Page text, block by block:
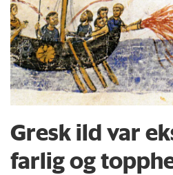
Gresk ild var
farlig og